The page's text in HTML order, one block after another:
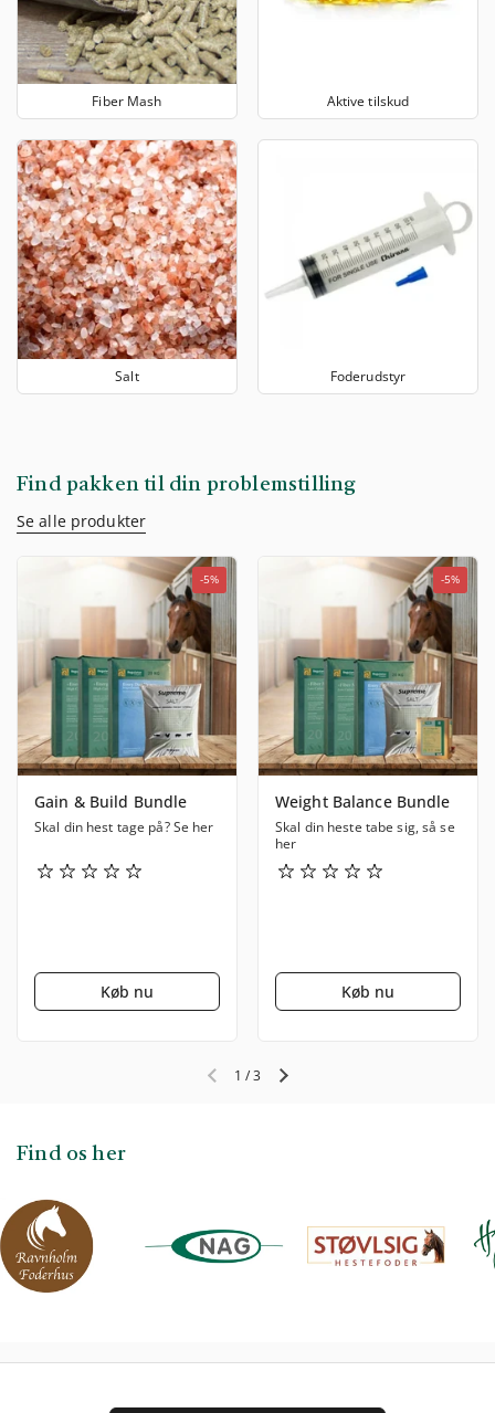
Fiber Mash Aktive tilskud
Salt Foderudstyr
Find pakken til din problemstilling
Se alle produkter
Gain & Build Bundle
Skal din hest tage på? Se her
Køb nu
-5%
Weight Balance Bundle
Skal din heste tabe sig, så se
her
Køb nu
-5%
Forrige slideNæste slide
1 /3
Find os her